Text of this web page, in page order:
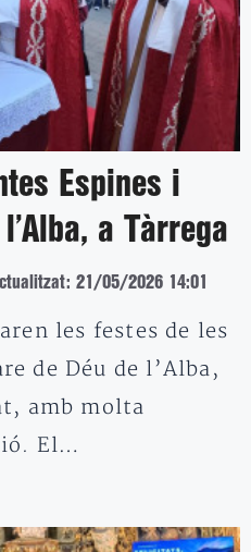
Espines i
a Tàrrega
21/05/2026 14:01
les festes de les
de Déu de l’Alba,
amb molta
El…